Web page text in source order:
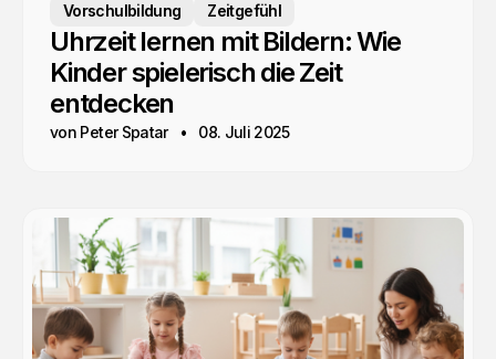
Vorschulbildung Zeitgefühl
Uhrzeit lernen mit Bildern: Wie
Kinder spielerisch die Zeit
entdecken
von Peter Spatar 08. Juli 2025